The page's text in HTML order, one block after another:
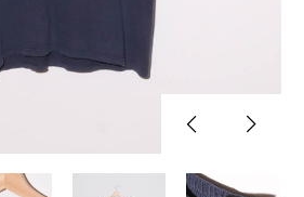
PreviousNext